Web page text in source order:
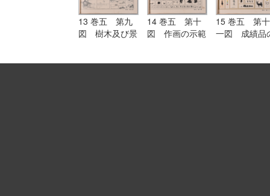
13 巻五 第九
図 樹木及び景
14 巻五 第十
図 作画の示範
15 巻五 第十
一図 成績品